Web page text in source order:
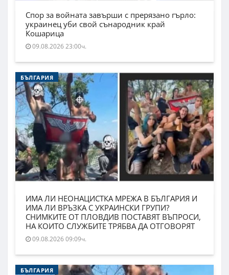
Спор за войната завърши с прерязано гърло:
украинец уби свой сънародник край
Кошарица
09.08.2026 23:00ч.
БЪЛГАРИЯ
ИМА ЛИ НЕОНАЦИСТКА МРЕЖА В БЪЛГАРИЯ И
ИМА ЛИ ВРЪЗКА С УКРАИНСКИ ГРУПИ?
СНИМКИТЕ ОТ ПЛОВДИВ ПОСТАВЯТ ВЪПРОСИ,
НА КОИТО СЛУЖБИТЕ ТРЯБВА ДА ОТГОВОРЯТ
09.08.2026 09:09ч.
БЪЛГАРИЯ